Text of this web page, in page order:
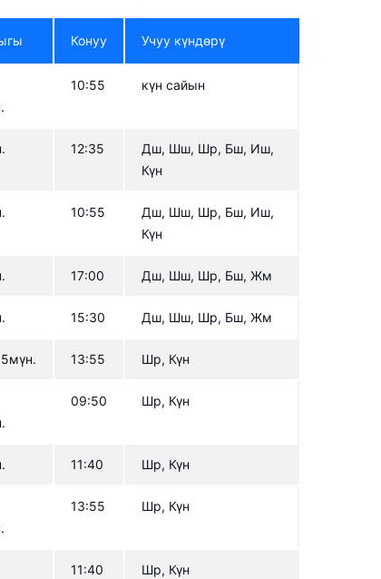
Конуу Учуу күндөрү
10:55 күн сайын
12:35
Дш, Шш, Шр, Бш, Иш,
Күн
10:55
Дш, Шш, Шр, Бш, Иш,
Күн
17:00 Дш, Шш, Шр, Бш, Жм
15:30 Дш, Шш, Шр, Бш, Жм
13:55 Шр, Күн
09:50 Шр, Күн
11:40 Шр, Күн
13:55 Шр, Күн
11:40 Шр, Күн